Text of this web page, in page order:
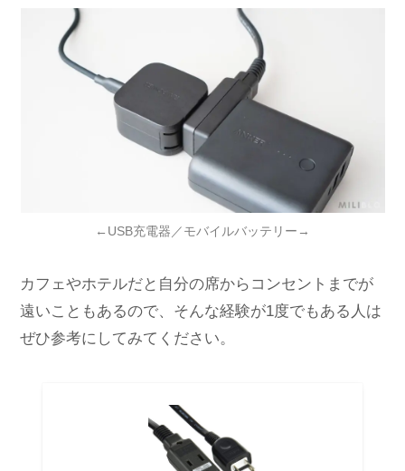
←USB充電器／モバイルバッテリー→
カフェやホテルだと自分の席からコンセントまでが
遠いこともあるので、そんな経験が1度でもある人は
ぜひ参考にしてみてください。